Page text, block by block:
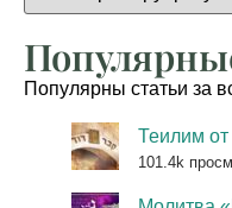
Популярны статьи за
Теилим
101.4k